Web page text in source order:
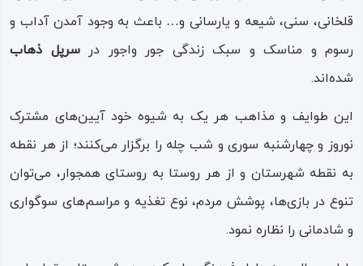
قصرشیرینمی‌توانند این تصور غریب را تجربه کنند.
نقش‌ برجسته آنوبانی‌نی، طاق‌گرا، زیج‌ منیژه، گوردخمه دکان
سرپل‌ ذهاب هستند و از جاذبه‌های مذهبی نیز می‌توان از
بارگاه احمدبن‌ اسحاق نام برد.
مارئاو و… نیز از مکان‌ها و جاذبه‌های طبیعی – ‌تفریحی این
قلخانی، سنی، شیعه و یارسانی و… باعث به وجود آمدن آداب ‌و
رسوم و مناسک و سبک زندگی جور واجور درسرپل‌ ذهاب
شده‌اند.
این طوایف و مذاهب هر یک به شیوه خود آیین‌های مشترک
نوروز و چهارشنبه ‌سوری و شب چله را برگزار می‌کنند؛ از هر نقطه
به نقطه شهرستان و از هر روستا به روستای همجوار، می‌توان
تنوع در بازی‌ها، پوشش مردم، نوع تغذیه و مراسم‌های سوگواری
و شادمانی را نظاره نمود.